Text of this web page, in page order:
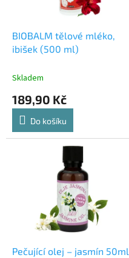
BIOBALM tělové mléko,
ibišek (500 ml)
Skladem
189,90 Kč
Do košíku
Pečující olej – jasmín 50ml